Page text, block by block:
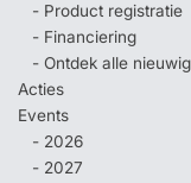
- Product registratie
- Financiering
- Ontdek alle
Acties
Events
- 2026
- 2027